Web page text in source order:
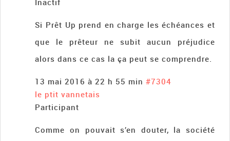
Inactif
Si Prêt Up prend en charge les échéances et
que le prêteur ne subit aucun préjudice
alors dans ce cas la ça peut se comprendre.
13 mai 2016 à 22 h 55 min #7304
le ptit vannetais
Participant
Comme on pouvait s’en douter, la société